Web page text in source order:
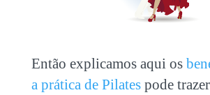
Então explicamos aqui os
a prática de Pilatespode